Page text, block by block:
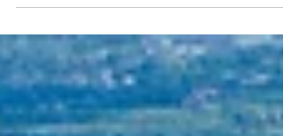
Sporteignungstest bestehen...egal ob für
Grundschulen, Haupt-, Real-, Sekundar- und
Gesamtschulen, Gymnasien und Gesamtschulen,
Berufskollegs oder für Sonderpädagogische
Förderung. Damit du weißt, was dich erwartet,
haben wir die wichtigsten Infos zum Ablauf,